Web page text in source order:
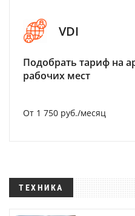
VDI
Подобрать тариф на
рабочих мест
От 1 750 руб./месяц
ТЕХНИКА